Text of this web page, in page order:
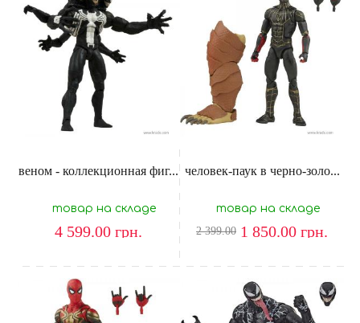
веном - коллекционная фиг...
товар на складе
4 599.00 грн.
человек-паук в черно-золо...
товар на складе
2 399.00 1 850.00 грн.